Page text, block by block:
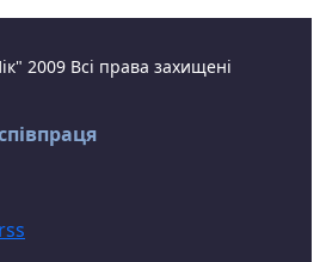
2009 Всі права захищені